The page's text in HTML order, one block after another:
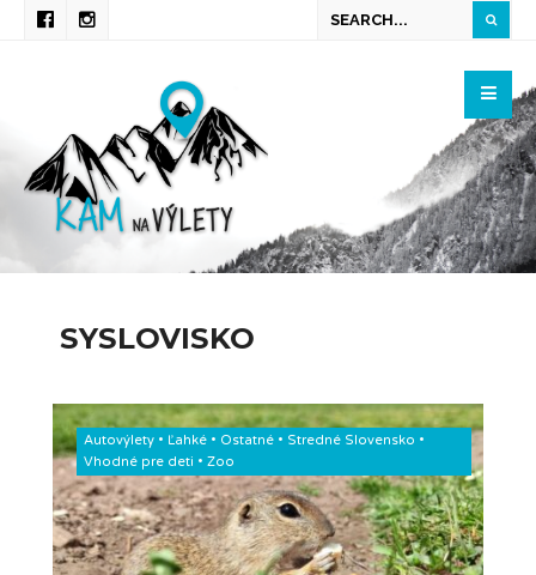
SYSLOVISKO
Autovýlety • Ľahké • Ostatné • Stredné Slovensko •
Vhodné pre deti • Zoo